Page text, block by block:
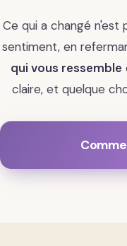
Ce qui a changé n'est
sentiment, en
qui vous ressemble
claire, et quelque